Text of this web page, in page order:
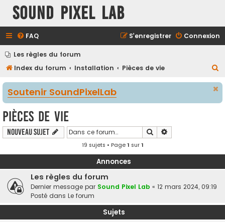
Sound Pixel Lab
FAQ Connexion
S’enregistrer
Les règles du forum
Index du forum
Installation Pièces de vie
e
e
Soutenir SoundPixelLab
Pièces de vie
Nouveau sujet Rechercher
19 sujets • Page1 sur1
Annonces
Les règles du forum
Dernier message par Sound Pixel Lab « 12 mars 2024, 09:19
Posté dans Le forum
Sujets